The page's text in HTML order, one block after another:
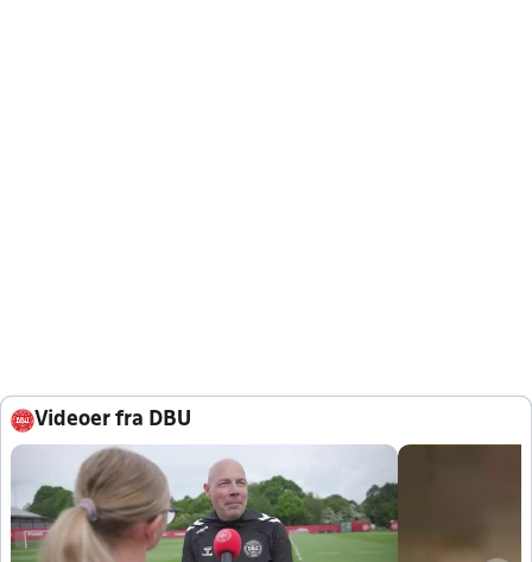
Videoer fra DBU